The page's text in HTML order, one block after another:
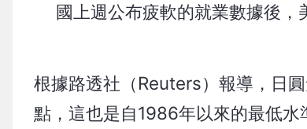
國上週公布疲軟的就業數據後
根據路透社（Reuters）報導，日
點，這也是自1986年以來的最低